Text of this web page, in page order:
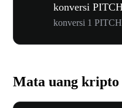
konversi
konversi 1
Mata uang